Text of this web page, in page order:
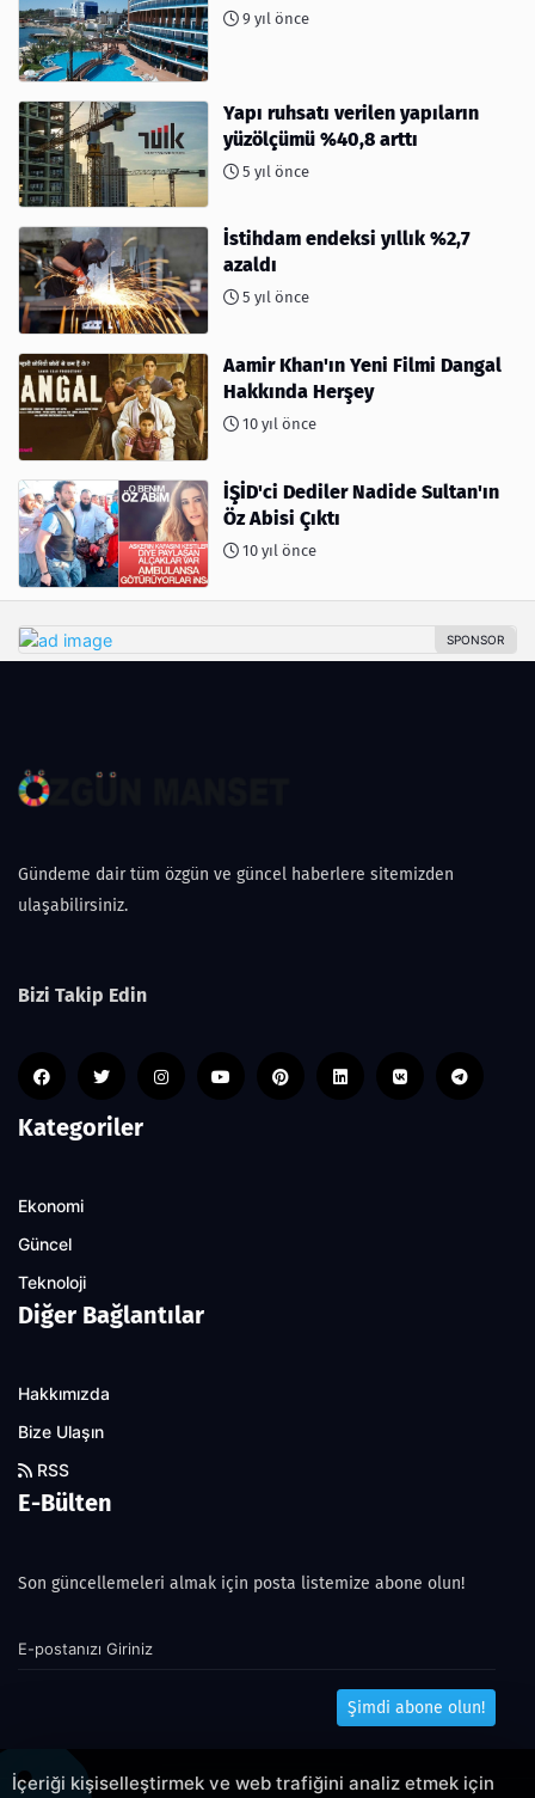
9 yıl önce
Yapı ruhsatı verilen yapıların
yüzölçümü %40,8 arttı
5 yıl önce
İstihdam endeksi yıllık %2,7
azaldı
5 yıl önce
Aamir Khan'ın Yeni Filmi Dangal
Hakkında Herşey
10 yıl önce
İŞİD'ci Dediler Nadide Sultan'ın
Öz Abisi Çıktı
10 yıl önce
Gündeme dair tüm özgün ve güncel haberlere sitemizden
ulaşabilirsiniz.
Bizi Takip Edin
Kategoriler
Ekonomi
Güncel
Teknoloji
Diğer Bağlantılar
Hakkımızda
Bize Ulaşın
RSS
E-Bülten
Son güncellemeleri almak için posta listemize abone olun!
Şimdi abone olun!
İçeriği kişiselleştirmek ve web trafiğini analiz etmek için